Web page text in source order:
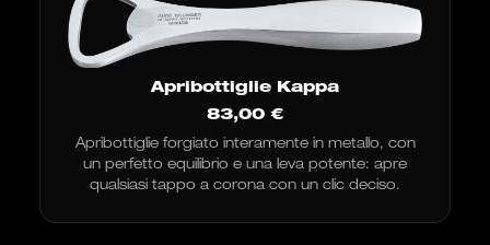
Apribottiglie Kappa
83,00 €
Apribottiglie forgiato interamente in metallo, con
un perfetto equilibrio e una leva potente: apre
qualsiasi tappo a corona con un clic deciso.